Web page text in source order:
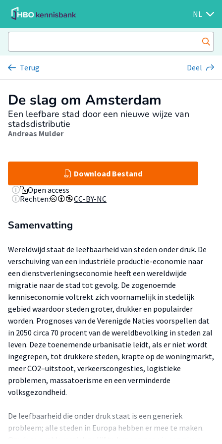
NL
Terug Deel
De slag om Amsterdam
Een leefbare stad door een nieuwe wijze van
stadsdistributie
Andreas Mulder
Download Bestand
Open access
Rechten:
CC-BY-NC
Samenvatting
Wereldwijd staat de leefbaarheid van steden onder druk. De
verschuiving van een industriële productie-economie naar
een dienstverleningseconomie heeft een wereldwijde
migratie naar de stad tot gevolg. De zogenoemde
kenniseconomie voltrekt zich voornamelijk in stedelijk
gebied waardoor steden groter, drukker en populairder
worden. Prognoses van de Verenigde Naties voorspellen dat
in 2050 circa 70 procent van de wereldbevolking in steden zal
leven. Deze toenemende urbanisatie leidt, als er niet wordt
ingegrepen, tot drukkere steden, krapte op de woningmarkt,
meer CO2–uitstoot, verkeerscongesties, logistieke
problemen, massatoerisme en een verminderde
volksgezondheid.
De leefbaarheid die onder druk staat is een generiek
probleem; alle steden in Europa hebben er mee te maken.